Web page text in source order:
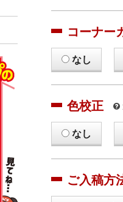
コーナー
なし
色校正
なし
ご入稿方